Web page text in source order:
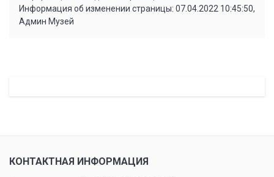
Информация об изменении страницы: 07.04.2022 10:45:50,
Админ Музей
КОНТАКТНАЯ ИНФОРМАЦИЯ